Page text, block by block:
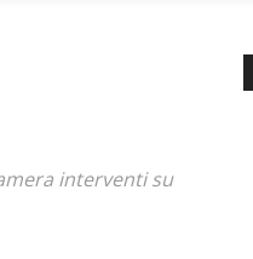
interventi su